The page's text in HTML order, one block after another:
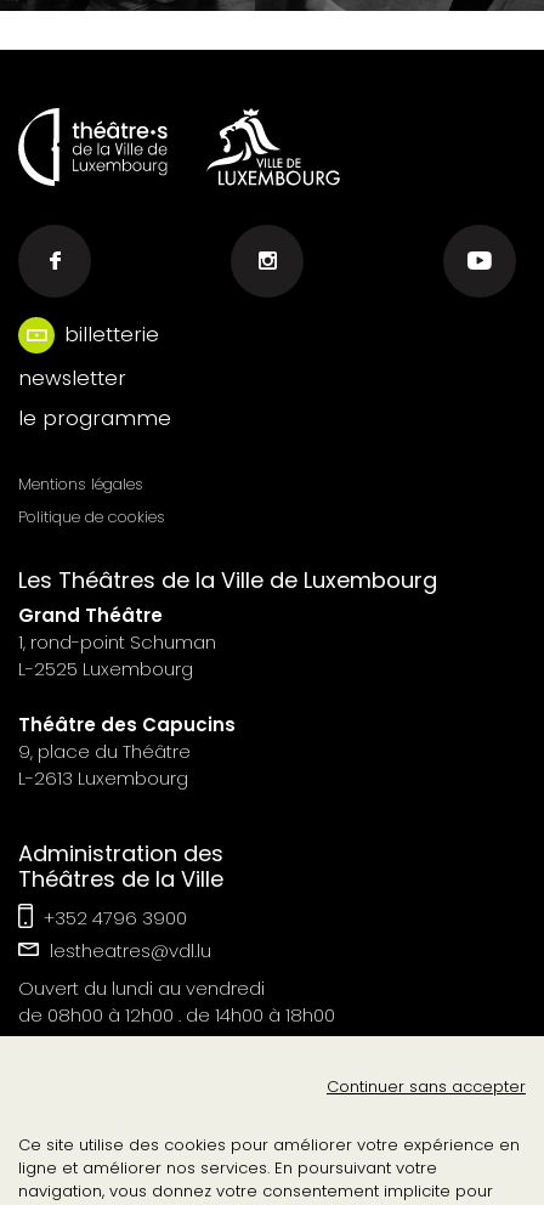
Menu
footer
n°6
billetterie
newsletter
le programme
Menu
n°7
Mentions légales
Politique de cookies
Les Théâtres de la Ville de Luxembourg
Grand Théâtre
1, rond-point Schuman
L-2525 Luxembourg
Théâtre des Capucins
9, place du Théâtre
L-2613 Luxembourg
Administration des
Théâtres de la Ville
+352 4796 3900
lestheatres@vdl.lu
Ouvert du lundi au vendredi
de 08h00 à 12h00 . de 14h00 à 18h00
Continuer sans accepter
Ce site utilise des cookies pour améliorer votre expérience en
ligne et améliorer nos services. En poursuivant votre
navigation, vous donnez votre consentement implicite pour